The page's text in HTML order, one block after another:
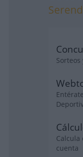
Sorteos
Calcula
cuenta